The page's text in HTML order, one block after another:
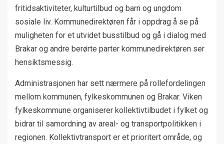
fritidsaktiviteter, kulturtilbud og barn og ungdom
sosiale liv. Kommunedirektøren får i oppdrag å se på
muligheten for et utvidet busstilbud og gå i dialog med
Brakar og andre berørte parter kommunedirektøren ser
hensiktsmessig.
Administrasjonen har sett nærmere på rollefordelingen
mellom kommunen, fylkeskommunen og Brakar. Viken
fylkeskommune organiserer kollektivtilbudet i fylket og
bidrar til samordning av areal- og transportpolitikken i
regionen. Kollektivtransport er et prioritert område, og